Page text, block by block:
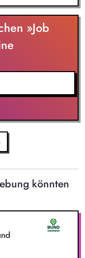
»Job
könnten